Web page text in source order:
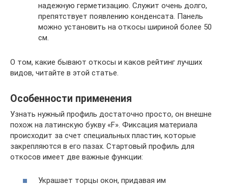
надежную герметизацию. Служит очень долго,
препятствует появлению конденсата. Панель
можно установить на откосы шириной более 50
см.
О том, какие бывают откосы и каков рейтинг лучших
видов, читайте в этой статье.
Особенности применения
Узнать нужный профиль достаточно просто, он внешне
похож на латинскую букву «F». Фиксация материала
происходит за счет специальных пластин, которые
закрепляются в его пазах. Стартовый профиль для
откосов имеет две важные функции:
Украшает торцы окон, придавая им